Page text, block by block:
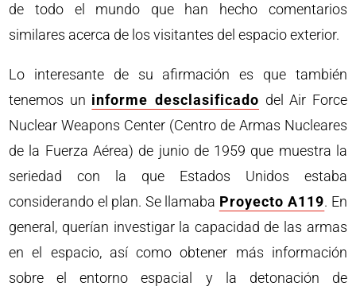
de todo el mundo que han hecho comentarios
similares acerca de los visitantes del espacio exterior.
Lo interesante de su afirmación es que también
tenemos un informe desclasificado del Air Force
Nuclear Weapons Center (Centro de Armas Nucleares
de la Fuerza Aérea) de junio de 1959 que muestra la
seriedad con la que Estados Unidos estaba
considerando el plan. Se llamaba Proyecto A119. En
general, querían investigar la capacidad de las armas
en el espacio, así como obtener más información
sobre el entorno espacial y la detonación de